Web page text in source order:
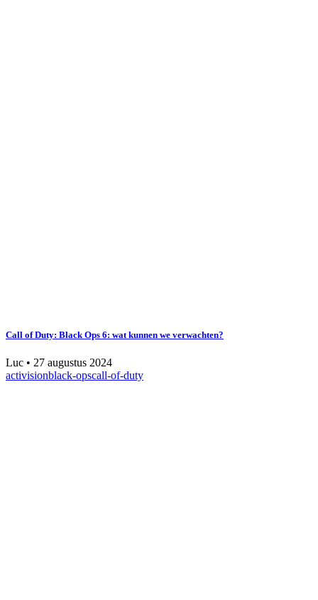
Call of Duty: Black Ops 6: wat kunnen we verwachten?
Luc • 27 augustus 2024
activisionblack-opscall-of-duty